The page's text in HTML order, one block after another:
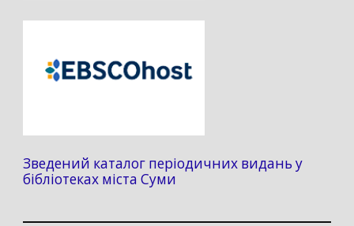
Зведений каталог періодичних видань у
бібліотеках міста Суми